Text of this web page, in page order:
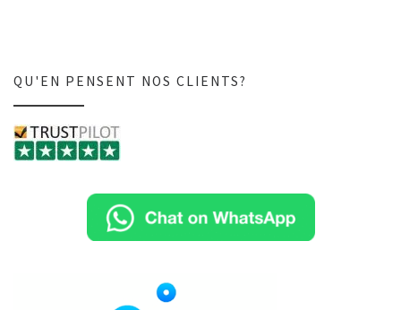
QU'EN PENSENT NOS CLIENTS?